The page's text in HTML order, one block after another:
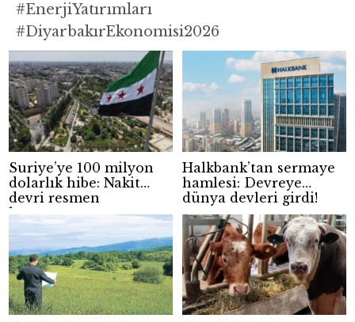
#EnerjiYatırımları
#DiyarbakırEkonomisi2026
Suriye’ye 100 milyon
dolarlık hibe: Nakit
devri resmen
kapanıyor
Halkbank’tan sermaye
hamlesi: Devreye
dünya devleri girdi!